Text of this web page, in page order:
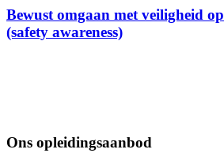
Bewust omgaan met veiligheid
(safety awareness)
Ons opleidingsaanbod